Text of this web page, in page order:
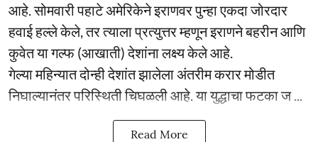
आहे. सोमवारी पहाटे अमेरिकेने इराणवर पुन्हा एकदा जोरदार
हवाई हल्ले केले, तर त्याला प्रत्युत्तर म्हणून इराणने बहरीन आणि
कुवेत या गल्फ (आखाती) देशांना लक्ष्य केले आहे.
गेल्या महिन्यात दोन्ही देशांत झालेला अंतरीम करार मोडीत
निघाल्यानंतर परिस्थिती चिघळली आहे. या युद्धाचा फटका ज ...
Read More